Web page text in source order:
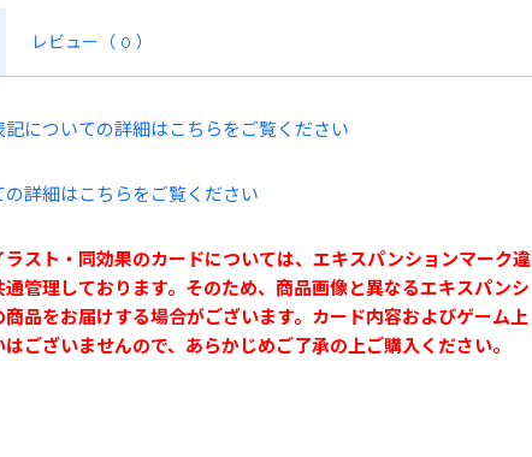
レビュー （ 0 ）
記についての詳細はこちらをご覧ください
の詳細はこちらをご覧ください
スト・同効果のカードについては、エキスパンションマーク違
通管理しております。そのため、商品画像と異なるエキスパンシ
商品をお届けする場合がございます。カード内容およびゲーム上
ございませんので、あらかじめご了承の上ご購入ください。